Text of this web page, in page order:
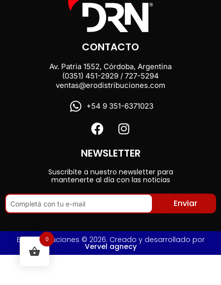
CONTACTO
Av. Patria 1552, Córdoba, Argentina
(0351) 451-2929 / 727-5294
ventas@erodistribuciones.com
+54 9 351-6371023
NEWSLETTER
Suscribite a nuestro newsletter para
mantenerte al día con las noticias
Enviar
Ero Distribuciones © 2026. Creado y desarrollado por
Vervel agnecy
0